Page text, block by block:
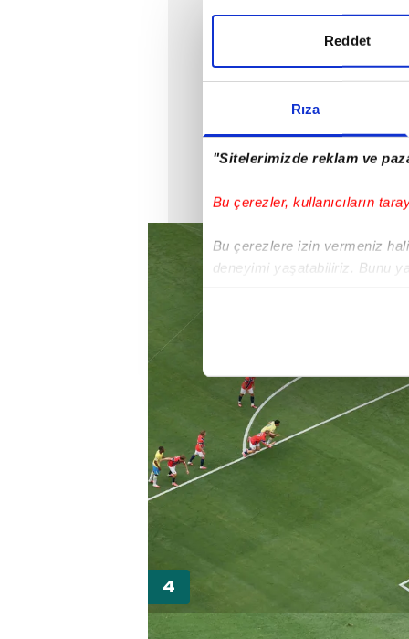
Rıza
"Sitelerimizde reklam ve
Bu çerezler, kullanıcıların
Bu çerezlere izin vermeniz
deneyimi yaşatabiliriz. Bunu
içerikleri sunabilmek adına
Sizlere daha iyi bir hizmet
çerezler vasıtasıyla çeşitli
amacıyla kullanılmaktadır.
reklam/pazarlama
butonuna tıklayabilir,
6698 sayılı Kişisel Verilerin
mevzuata uygun olarak
Reddet